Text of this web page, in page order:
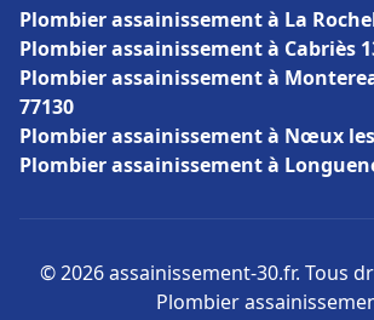
Plombier assainissement à La
Plombier assainissement à Cabriès
Plombier assainissement à
77130
Plombier assainissement à Nœux
Plombier assainissement à
© 2026 assainissement-30.fr. Tous
Plombier